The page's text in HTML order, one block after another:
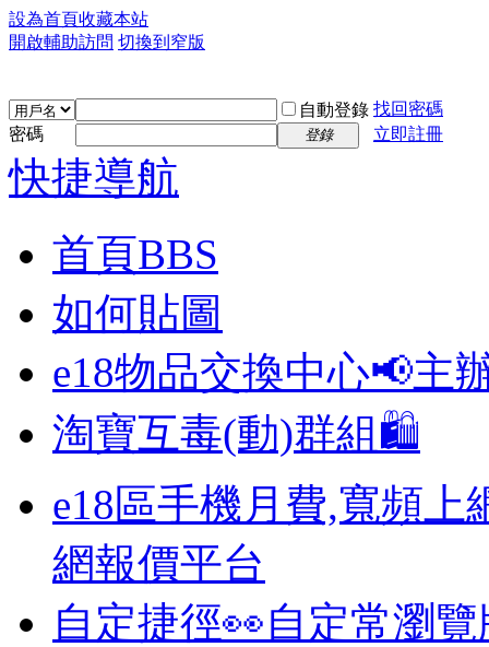
設為首頁收藏本站
開啟輔助訪問 切換到窄版
自動登錄 找回密碼
密碼
登錄 立即註冊
快捷導航
首頁BBS
如何貼圖
e18物品交換中心📢主
淘寶互毒(動)群組🛍️
e18區手機月費,寬頻上
網報價平台
自定捷徑👀自定常瀏